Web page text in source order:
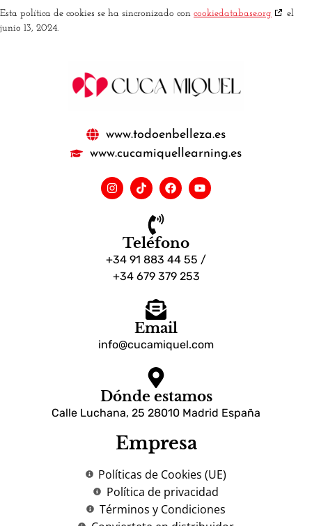
Esta política de cookies se ha sincronizado con cookiedatabase.org
el
junio 13, 2024.
www.todoenbelleza.es
www.cucamiquellearning.es
Teléfono
+34 91 883 44 55 /
+34 679 379 253
Email
info@cucamiquel.com
Dónde estamos
Calle Luchana, 25 28010 Madrid España
Empresa
Políticas de Cookies (UE)
Política de privacidad
Términos y Condiciones